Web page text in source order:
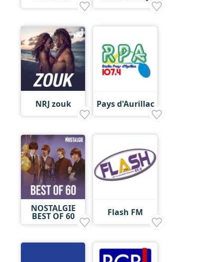
NRJ zouk Pays d'Aurillac
NOSTALGIE
BEST OF 60 Flash FM